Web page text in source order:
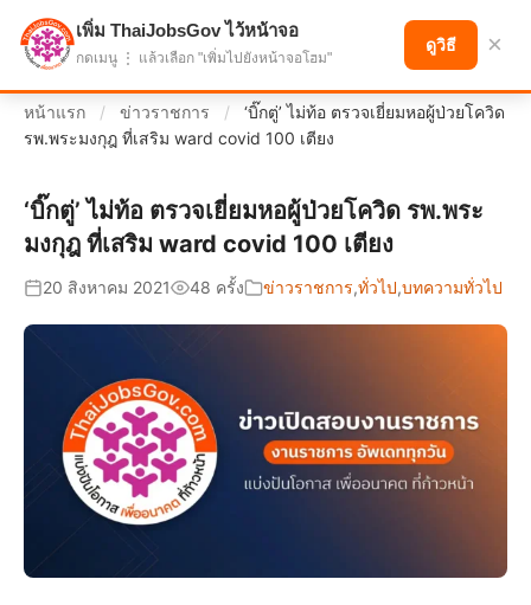
แบ่งปันโอกาส เพื่ออนาคตที่ก้าวหน้า
หน้าแรก / ข่าวราชการ /
‘บิ๊กตู่’ ไม่ท้อ ตรวจเยี่ยมหอผู้ป่วยโควิด
รพ.พระมงกุฎ ที่เสริม ward covid 100 เตียง
‘บิ๊กตู่’ ไม่ท้อ ตรวจเยี่ยมหอผู้ป่วยโควิด รพ.พระ
มงกุฎ ที่เสริม ward covid 100 เตียง
20 สิงหาคม 2021 48 ครั้ง ข่าวราชการ,ทั่วไป,บทความทั่วไป
เพิ่ม ThaiJobsGov ไว้หน้าจอ
กดเมนู ⋮ แล้วเลือก "เพิ่มไปยังหน้าจอโฮม"
ดูวิธี ×